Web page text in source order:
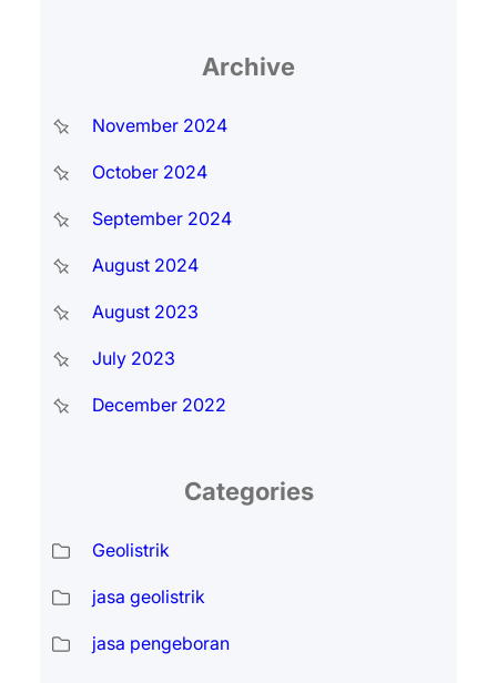
Archive
November 2024
October 2024
September 2024
August 2024
August 2023
July 2023
December 2022
Categories
Geolistrik
jasa geolistrik
jasa pengeboran